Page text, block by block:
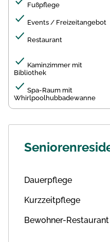
Fußpflege
Events / Freizeitangebot
Restaurant
Kaminzimmer mit
Bibliothek
Spa-Raum mit
Whirlpoolhubbadewanne
Dauerpflege
Kurzzeitpflege
Bewohner-Restaurant